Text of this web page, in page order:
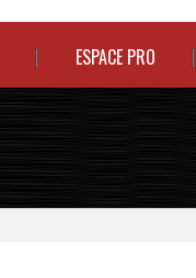
ESPACE PRO